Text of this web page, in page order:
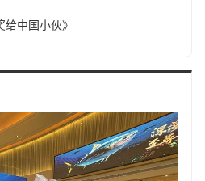
给中国小伙》